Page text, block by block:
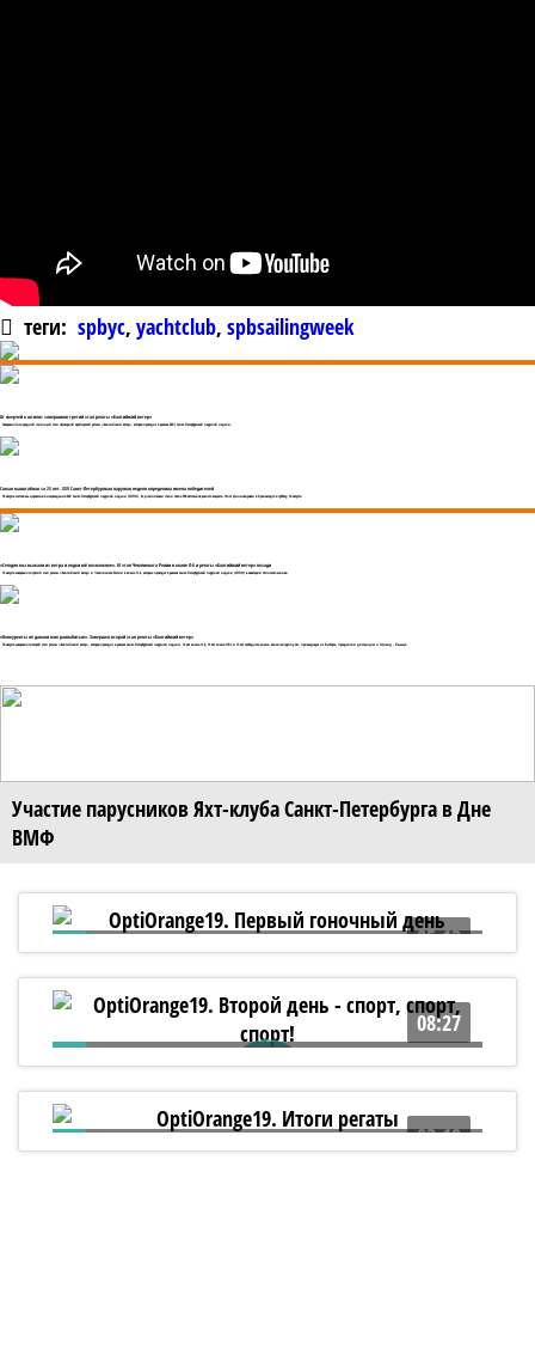
теги: spbyc, yachtclub, spbsailingweek
От смерчей к штилю: завершился третий этап регаты «Балтийский ветер»
Завершился очередной гоночный этап офшорной крейсерской регаты «Балтийский ветер», которая проходит в рамках XXVI Санкт-Петербургской парусной недели.
Самая масштабная за 25 лет. XXV Санкт-Петербургская парусная неделя определила имена победителей
18 августа состоялась церемония награждения XXV Санкт-Петербургской парусной недели (СППН). Ее участниками стали около 500 яхтсменов разного возраста. Флот финишировал в Кронштадте в субботу, 14 августа.
«Сегодня мы выжали из ветра и лодки всё возможное». III этап Чемпионата России в классе Л-6 и регаты «Балтийский ветер» позади
12 августа завершился третий этап регаты «Балтийский ветер» и Чемпионата России в классе Л-6, которые проходят в рамках Санкт-Петербургской парусной недели (СППН) в акватории Финского залива.
«Конкуренты не давали нам расслабиться». Завершен второй этап регаты «Балтийский ветер»
10 августа завершился второй этап регаты «Балтийский ветер», которая проходит в рамках Санкт-Петербургской парусной недели. 12 яхт класса Л-6, 15 яхт класса ORC и 13 яхт свободного класса, включая группу яхт, пришедшую из Выборга, преодолели дистанцию о. Гогланд - Высоцк.
Участие парусников Яхт-клуба Санкт-Петербурга в Дне
ВМФ
05:13
OptiOrange19. Первый гоночный день
08:27
OptiOrange19. Второй день - спорт, спорт,
спорт!
03:19
OptiOrange19. Итоги регаты